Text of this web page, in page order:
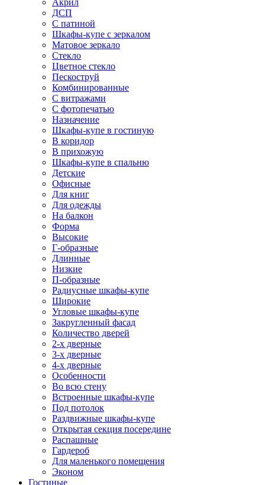
Акрил
ДСП
С патиной
Шкафы-купе с зеркалом
Матовое зеркало
Стекло
Цветное стекло
Пескоструй
Комбинированные
С витражами
С фотопечатью
Назначение
Шкафы-купе в гостиную
В коридор
В прихожую
Шкафы-купе в спальню
Детские
Офисные
Для книг
Для одежды
На балкон
Форма
Высокие
Г-образные
Длинные
Низкие
П-образные
Радиусные шкафы-купе
Широкие
Угловые шкафы-купе
Закругленный фасад
Количество дверей
2-х дверные
3-х дверные
4-х дверные
Особенности
Во всю стену
Встроенные шкафы-купе
Под потолок
Раздвижные шкафы-купе
Открытая секция посередине
Распашные
Гардероб
Для маленького помещения
Эконом
Гостиные